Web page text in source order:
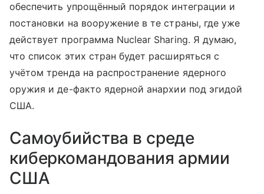
обеспечить упрощённый порядок интеграции и
постановки на вооружение в те страны, где уже
действует программа Nuclear Sharing. Я думаю,
что список этих стран будет расширяться с
учётом тренда на распространение ядерного
оружия и де-факто ядерной анархии под эгидой
США.
Самоубийства в среде
киберкомандования армии
США